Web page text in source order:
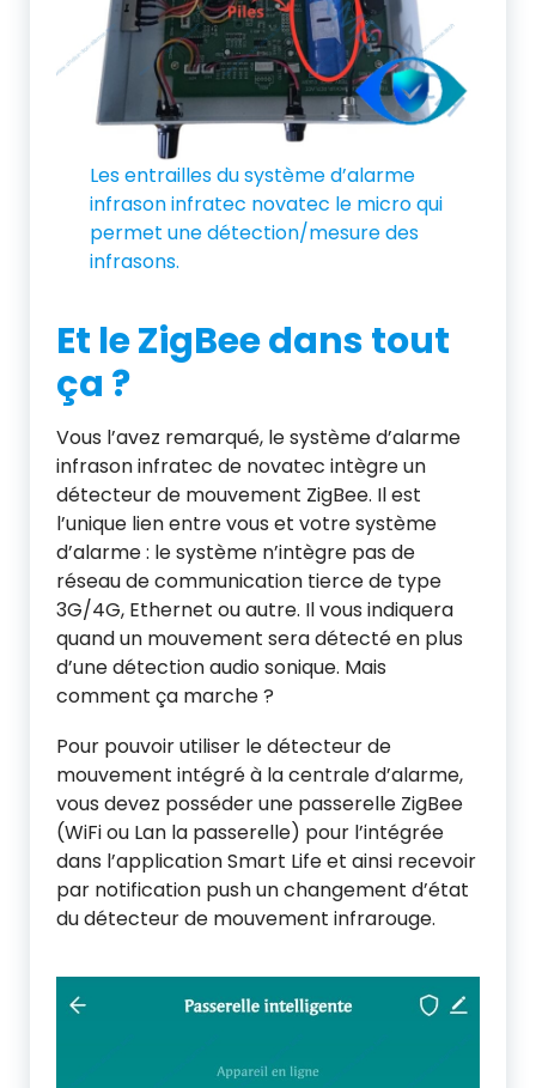
Les entrailles du système d’alarme
infrason infratec novatec le micro qui
permet une détection/mesure des
infrasons.
Et le ZigBee dans tout
ça ?
Vous l’avez remarqué, le système d’alarme
infrason infratec de novatec intègre un
détecteur de mouvement ZigBee. Il est
l’unique lien entre vous et votre système
d’alarme : le système n’intègre pas de
réseau de communication tierce de type
3G/4G, Ethernet ou autre. Il vous indiquera
quand un mouvement sera détecté en plus
d’une détection audio sonique. Mais
comment ça marche ?
Pour pouvoir utiliser le détecteur de
mouvement intégré à la centrale d’alarme,
vous devez posséder une passerelle ZigBee
(WiFi ou Lan la passerelle) pour l’intégrée
dans l’application Smart Life et ainsi recevoir
par notification push un changement d’état
du détecteur de mouvement infrarouge.